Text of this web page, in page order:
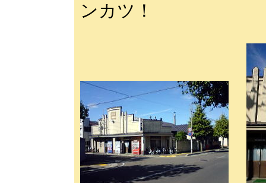
ンカツ！